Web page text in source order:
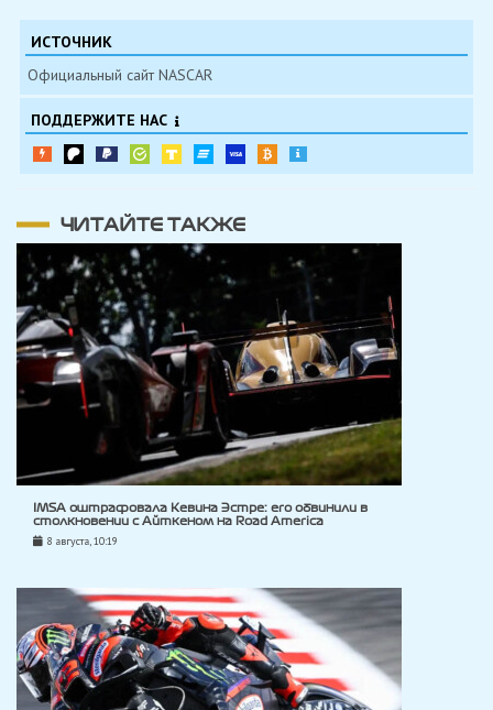
ИСТОЧНИК
Официальный сайт NASCAR
ПОДДЕРЖИТЕ НАС
ЧИТАЙТЕ ТАКЖЕ
IMSA оштрафовала Кевина Эстре: его обвинили в
столкновении с Айткеном на Road America
8 августа, 10:19